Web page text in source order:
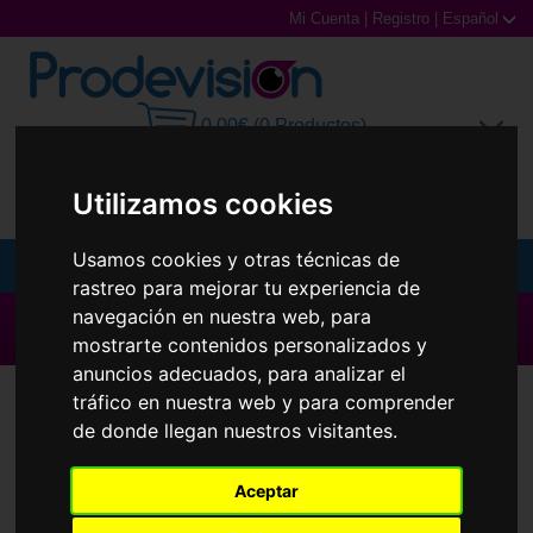
Utilizamos cookies
Usamos cookies y otras técnicas de
rastreo para mejorar tu experiencia de
navegación en nuestra web, para
mostrarte contenidos personalizados y
anuncios adecuados, para analizar el
tráfico en nuestra web y para comprender
de donde llegan nuestros visitantes.
Aceptar
Mi Cuenta Registro Español
0,00€ (0 Productos)
Gafas de Sol
Gafas Graduadas
Gafas Deportivas
Lentillas
▶ Todas las Marcas ◀
Recambios y accesorios Oakley 9428
Frogsking Mix